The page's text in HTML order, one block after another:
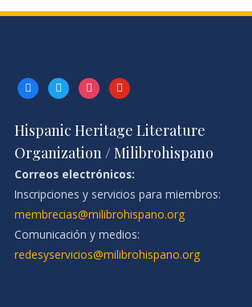
facebooktwitterinstagramyoutube
Hispanic Heritage Literature
Organization / Milibrohispano
Correos electrónicos:
Inscripciones y servicios para miembros:
membrecias@milibrohispano.org
Comunicación y medios:
redesyservicios@milibrohispano.org